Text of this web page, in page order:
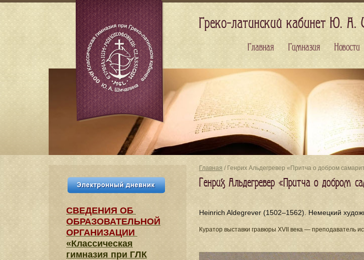
Главная / Генрих Альдегревер «Притча о добром
Генрих Альдегревер «Притча о добром
Heinrich Aldegrever (1502–1562). Немецкий
Куратор выставки гравюры XVII века — преподаватель
СВЕДЕНИЯ​ ОБ
ОБРАЗОВАТЕЛЬНОЙ
ОРГАНИЗАЦИИ
«Классическая
гимназия при ГЛК
Греко-латинский кабинет Ю.
Главная Гимназия Новости